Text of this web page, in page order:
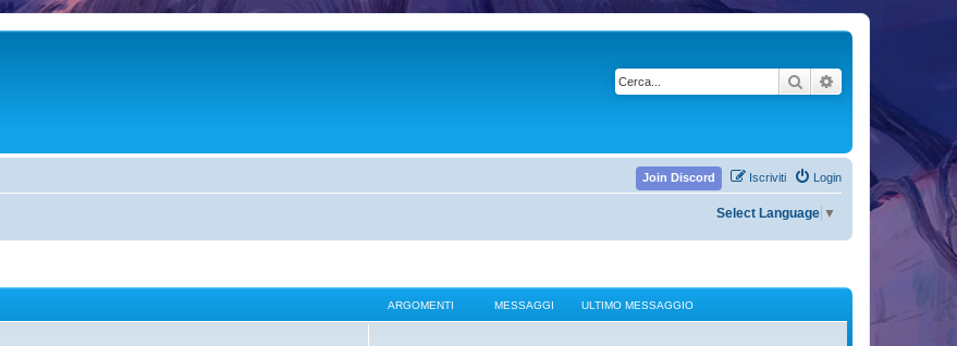
Cerca
Login
Iscriviti
Join Discord
Select Language ▼
ARGOMENTI MESSAGGI ULTIMO MESSAGGIO